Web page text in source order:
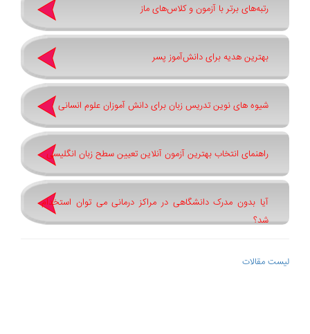
رتبه‌های برتر با آزمون و کلاس‌های ماز
بهترین هدیه برای دانش‌آموز پسر
شیوه های نوین تدریس زبان برای دانش آموزان علوم انسانی
راهنمای انتخاب بهترین آزمون آنلاین تعیین سطح زبان انگلیسی
آیا بدون مدرک دانشگاهی در مراکز درمانی می توان استخدام
شد؟
لیست مقالات